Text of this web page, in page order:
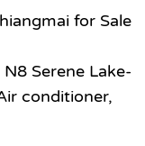
for Sale
Serene Lake-
conditioner,